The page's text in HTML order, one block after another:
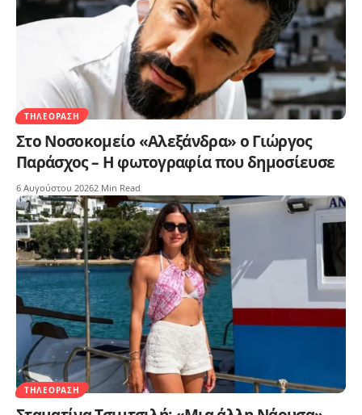
ΤΗΛΕΌΡΑΣΗ
Στο Νοσοκομείο «Αλεξάνδρα» ο Γιώργος
Παράσχος – Η φωτογραφία που δημοσίευσε
6 Αυγούστου 20262 Min Read
ΤΗΛΕΌΡΑΣΗ